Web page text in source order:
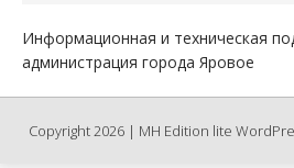
Информационная и техническая
администрация города Яровое
Copyright 2026 | MH Edition lite